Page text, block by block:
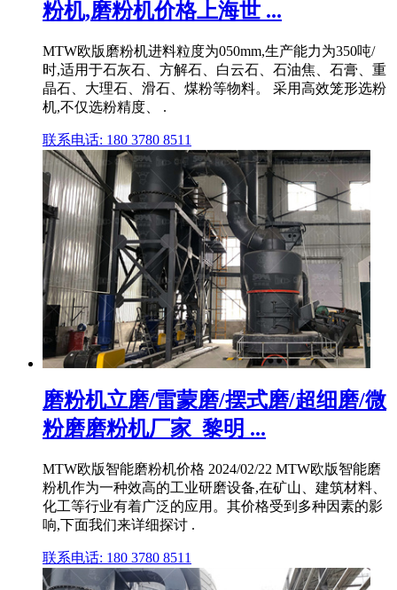
粉机,磨粉机价格上海世 ...
MTW欧版磨粉机进料粒度为050mm,生产能力为350吨/
时,适用于石灰石、方解石、白云石、石油焦、石膏、重
晶石、大理石、滑石、煤粉等物料。 采用高效笼形选粉
机,不仅选粉精度、 .
联系电话: 180 3780 8511
磨粉机立磨/雷蒙磨/摆式磨/超细磨/微
粉磨磨粉机厂家_黎明 ...
MTW欧版智能磨粉机价格 2024/02/22 MTW欧版智能磨
粉机作为一种效高的工业研磨设备,在矿山、建筑材料、
化工等行业有着广泛的应用。其价格受到多种因素的影
响,下面我们来详细探讨 .
联系电话: 180 3780 8511